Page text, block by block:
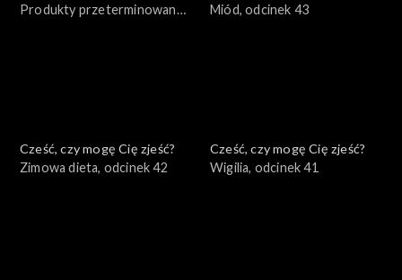
Produkty przeterminowane,
Miód, odcinek 43
Cześć, czy mogę Cię zjeść?
Zimowa dieta, odcinek 42
Cześć, czy mogę Cię zjeść?
Wigilia, odcinek 41